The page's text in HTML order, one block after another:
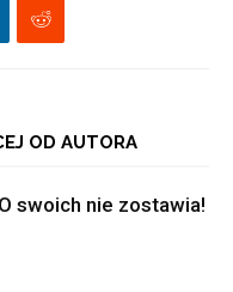
OD AUTORA
swoich nie zostawia!